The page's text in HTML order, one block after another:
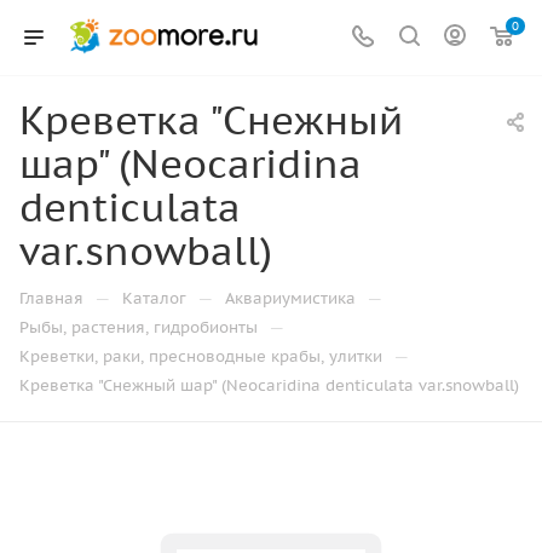
0
Креветка "Снежный
шар" (Neocaridina
denticulata
var.snowball)
Главная — Каталог — Аквариумистика —
Рыбы, растения, гидробионты —
Креветки, раки, пресноводные крабы, улитки —
Креветка "Снежный шар" (Neocaridina denticulata var.snowball)